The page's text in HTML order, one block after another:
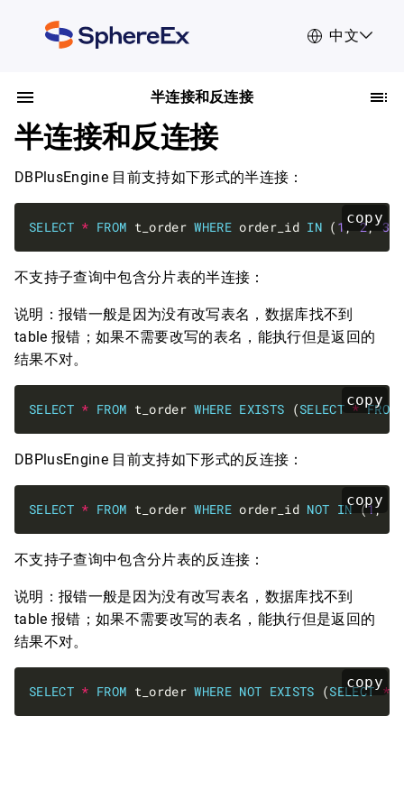
中文
半连接和反连接
半连接和反连接
DBPlusEngine 目前支持如下形式的半连接：
copy
SELECT * FROM t_order WHERE order_id IN ( 1 , 2, 3
不支持子查询中包含分片表的半连接：
说明：报错一般是因为没有改写表名，数据库找不到
table 报错；如果不需要改写的表名，能执行但是返回的
结果不对。
copy
SELECT * FROM t_order WHERE EXISTS (SELECT * FROM
DBPlusEngine 目前支持如下形式的反连接：
copy
SELECT * FROM t_order WHERE order_id NOT IN (1,
不支持子查询中包含分片表的反连接：
说明：报错一般是因为没有改写表名，数据库找不到
table 报错；如果不需要改写的表名，能执行但是返回的
结果不对。
copy
SELECT * FROM t_order WHERE NOT EXISTS (SELECT *